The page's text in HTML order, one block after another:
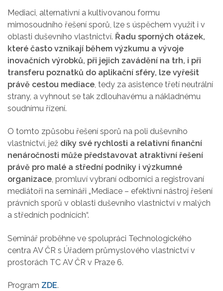
Mediaci, alternativní a kultivovanou formu
mimosoudního řešení sporů, lze s úspěchem využít i v
oblasti duševního vlastnictví. Řadu sporných otázek,
které často vznikají během výzkumu a vývoje
inovačních výrobků, při jejich zavádění na trh, i při
transferu poznatků do aplikační sféry, lze vyřešit
právě cestou mediace, tedy za asistence třetí neutrální
strany, a vyhnout se tak zdlouhavému a nákladnému
soudnímu řízení.
O tomto způsobu řešení sporů na poli duševního
vlastnictví, jež díky své rychlosti a relativní finanční
nenáročnosti může představovat atraktivní řešení
právě pro malé a střední podniky i výzkumné
organizace, promluví vybraní odborníci a registrovaní
mediátoři na semináři „Mediace – efektivní nástroj řešení
právních sporů v oblasti duševního vlastnictví v malých
a středních podnicích“.
Seminář proběhne ve spolupráci Technologického
centra AV ČR s Úřadem průmyslového vlastnictví v
prostorách TC AV ČR v Praze 6.
Program ZDE.